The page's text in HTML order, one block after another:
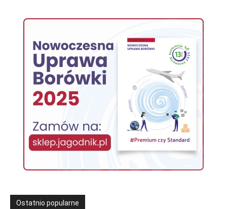
Ostatnio popularne